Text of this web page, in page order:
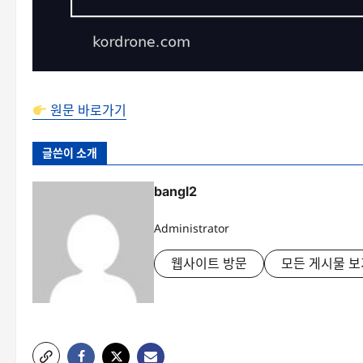
원문 바로가기
글쓴이 소개
bangl2
Administrator
웹사이트 방문 모든 게시물